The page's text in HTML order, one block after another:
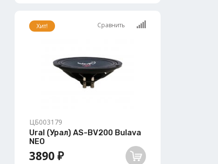
Хит! Сравнить
ЦБ003179
Ural (Урал) AS-BV200 Bulava
NEO
3890 ₽